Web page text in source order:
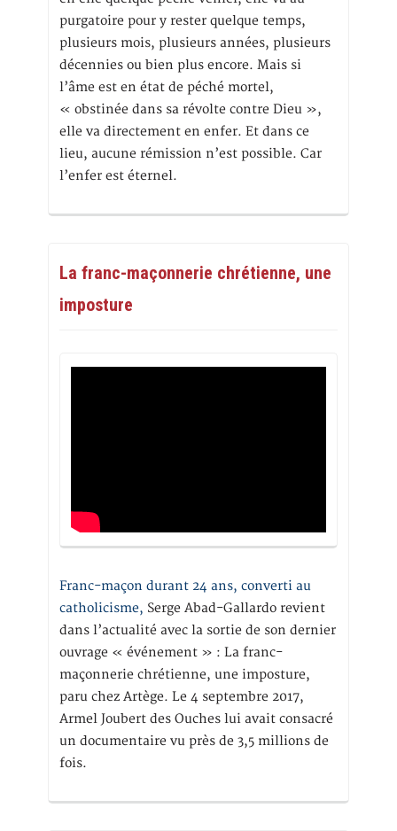
purgatoire pour y rester quelque temps,
plusieurs mois, plusieurs années, plusieurs
décennies ou bien plus encore. Mais si
l’âme est en état de péché mortel,
« obstinée dans sa révolte contre Dieu »,
elle va directement en enfer. Et dans ce
lieu, aucune rémission n’est possible. Car
l’enfer est éternel.
La franc-maçonnerie chrétienne, une
imposture
Franc-maçon durant 24 ans, converti au
catholicisme, Serge Abad-Gallardo revient
dans l’actualité avec la sortie de son dernier
ouvrage « événement » : La franc-
maçonnerie chrétienne, une imposture,
paru chez Artège. Le 4 septembre 2017,
Armel Joubert des Ouches lui avait consacré
un documentaire vu près de 3,5 millions de
fois.